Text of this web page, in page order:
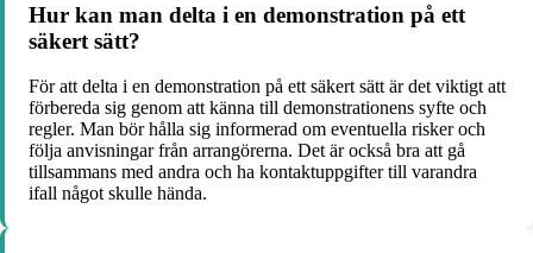
Hur kan man delta i en demonstration på ett
säkert sätt?
För att delta i en demonstration på ett säkert sätt är det viktigt att
förbereda sig genom att känna till demonstrationens syfte och
regler. Man bör hålla sig informerad om eventuella risker och
följa anvisningar från arrangörerna. Det är också bra att gå
tillsammans med andra och ha kontaktuppgifter till varandra
ifall något skulle hända.